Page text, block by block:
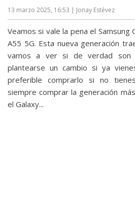
/
Cambiar
opciones
de
privacidad
/
Aviso
Legal
13 marzo 2025, 16:53 | Jonay Estévez
Veamos si vale la pena el Samsung
A55 5G. Esta nueva generación
vamos a ver si de verdad son
plantearse un cambio si ya
preferible comprarlo si no
siempre comprar la generación
el Galaxy...